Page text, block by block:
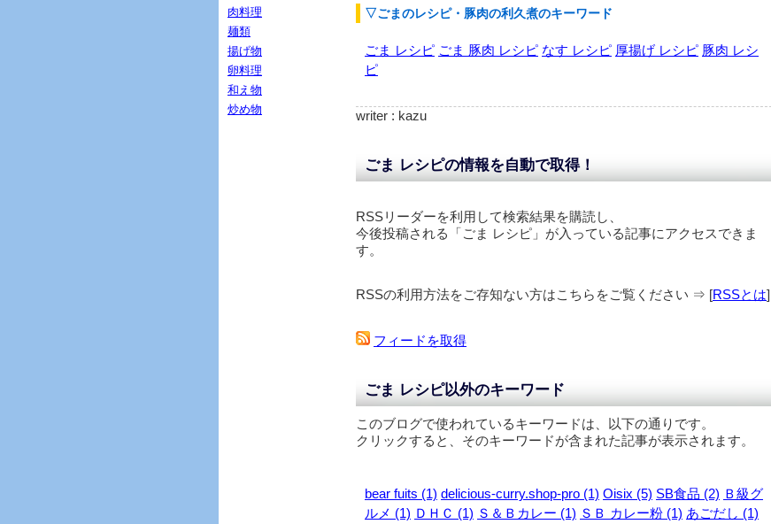
▽ごまのレシピ・豚肉の利久煮のキーワード
ごま レシピ ごま 豚肉 レシピ なす レシピ 厚揚げ レシピ 豚肉 レシ
ピ
writer : kazu
ごま レシピの情報を自動で取得！
RSSリーダーを利用して検索結果を購読し、
今後投稿される「ごま レシピ 」が入っている記事にアクセスできま
す。
RSSの利用方法をご存知ない方はこちらをご覧ください ⇒ [RSSとは]
フィードを取得
ごま レシピ以外のキーワード
このブログで使われているキーワードは、以下の通りです。
クリックすると、そのキーワードが含まれた記事が表示されます。
bear fuits (1) delicious-curry.shop-pro (1) Oisix (5) SB食品 (2) Ｂ級グ
ルメ (1) ＤＨＣ (1) Ｓ＆Ｂカレー (1) ＳＢ カレー粉 (1) あごだし (1)
肉料理
麺類
揚げ物
卵料理
和え物
炒め物